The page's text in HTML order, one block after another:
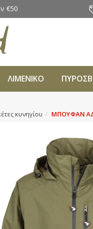
€50
ΛΙΜΕΝΙΚΟ
κυνηγίου ΜΠΟΥΦΑΝ